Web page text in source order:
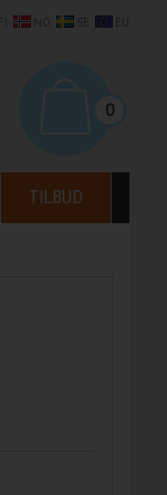
0
TILBUD